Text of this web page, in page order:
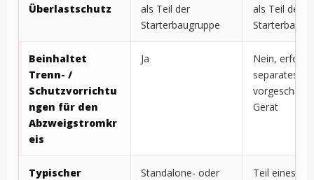
Überlastschutz
als Teil der
Starterbaugruppe
als Teil der
Beinhaltet
Trenn- /
Schutzvorrichtu
ngen für den
Abzweigstromkr
eis
Ja
Nein,
separates
Gerät
Typischer
Standalone- oder
Teil eines